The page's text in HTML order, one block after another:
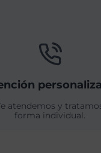
atendemos y
forma individual.